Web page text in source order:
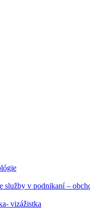
služby v podnikaní –
vizážistka